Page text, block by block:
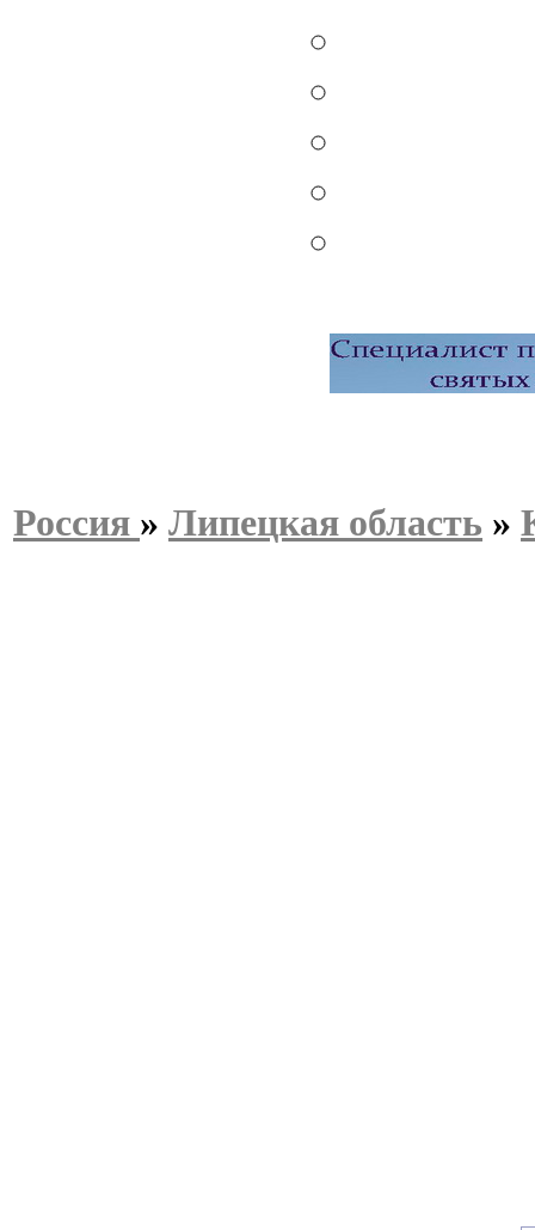
Россия » Липецкая область »